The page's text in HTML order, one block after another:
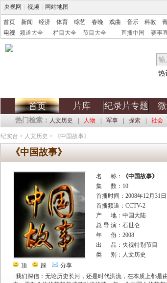
央视网 视频 网站地图
首页 新闻 经济 体育 综艺 春晚 戏曲 音乐 科教
电视
频道大全 栏目大全 节目大全 直播中国 赛事
热
首页 片库 纪录片专题
热门检索： 人文历史 人物 军事 探索 社会
纪实台 > 人文历史 > 《中国故事》
《中国故事》
顶 踩 分享
名 称：
《中国故事》
集 数：10
首播时间：2008年12月31
首播频道：CCTV-2
产 地：中国大陆
总 导 演：石世仑
年 份：2008
出 品：央视特别节目
类 别：人文历史
我们深信：无论历史长河，还是时代洪流，在本质上都是